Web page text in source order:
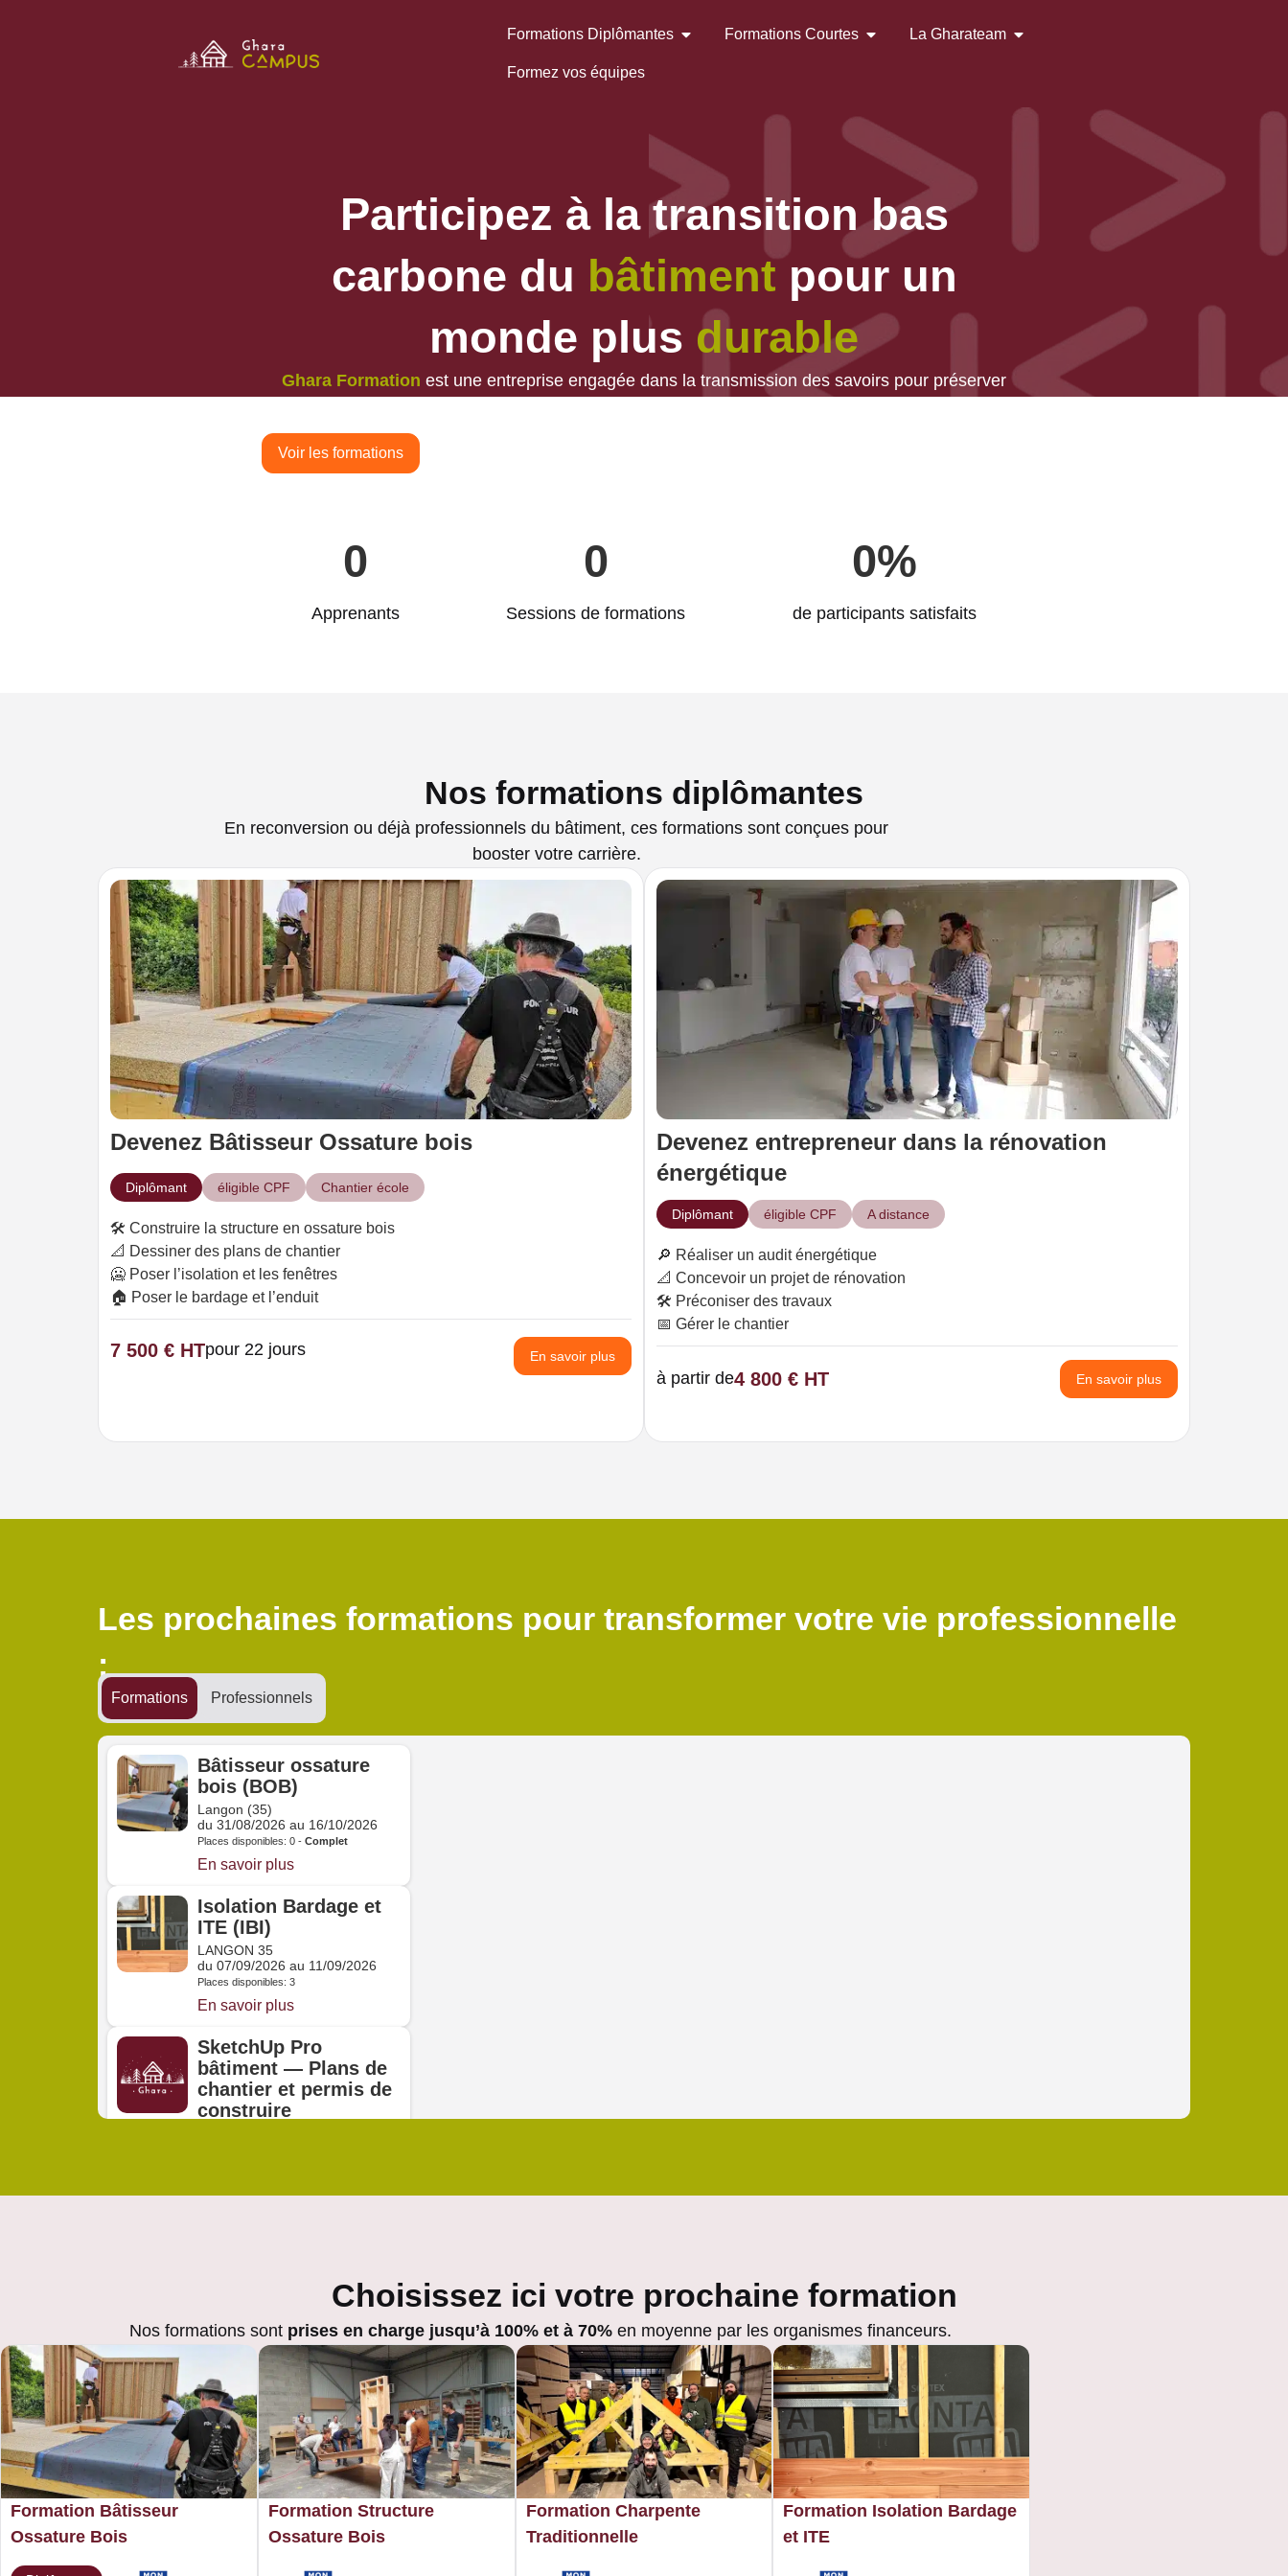
Formations Diplômantes Formations Courtes La Gharateam
Formez vos équipes
Participez à la transition bas
carbone du bâtiment pour un
monde plus durable
Ghara Formation est une entreprise engagée dans la transmission des savoirs pour préserver
Voir les formations
Apprenants
0
Sessions de formations
0
de participants satisfaits
0%
Nos formations diplômantes
En reconversion ou déjà professionnels du bâtiment, ces formations sont conçues pour
booster votre carrière.
Devenez Bâtisseur Ossature bois
Diplômant éligible CPF Chantier école
🛠️ Construire la structure en ossature bois
📐 Dessiner des plans de chantier
🥶 Poser l’isolation et les fenêtres
🏠 Poser le bardage et l’enduit
7 500 € HTpour 22 jours En savoir plus
Devenez entrepreneur dans la rénovation
énergétique
Diplômant éligible CPF A distance
🔎 Réaliser un audit énergétique
📐 Concevoir un projet de rénovation
🛠️ Préconiser des travaux
📅 Gérer le chantier
à partir de4 800 € HT En savoir plus
Les prochaines formations pour transformer votre vie professionnelle
:
Formations Professionnels
Bâtisseur ossature
bois (BOB)
Langon (35)
du 31/08/2026 au 16/10/2026
Places disponibles: 0 -Complet
En savoir plus
Isolation Bardage et
ITE (IBI)
LANGON 35
du 07/09/2026 au 11/09/2026
Places disponibles: 3
En savoir plus
SketchUp Pro
bâtiment — Plans de
chantier et permis de
construire
Isolation Bardage et
ITE (IBI)
FRETIN (LILLE)
du 14/09/2026 au 18/09/2026
Places disponibles: 2
En savoir plus
Structure Ossature
73000 Chambéry
Choisissez ici votre prochaine formation
Nos formations sont prises en charge jusqu’à 100% et à 70% en moyenne par les organismes financeurs.
Formation Bâtisseur
Ossature Bois
Formation Structure
Ossature Bois
Formation Charpente
Traditionnelle
Formation Isolation Bardage
et ITE